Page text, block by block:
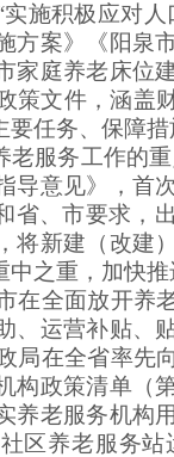
积极应对人
方案》《阳
家庭养老床位
策文件，涵盖
任务、保障
务工作的重
导意见》，
省、市要求，
将新建（改建
中之重，加快
全面放开养
、运营补贴、
局在全省率
构政策清单（
养老服务机构
区养老服务